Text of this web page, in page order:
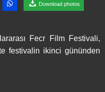
Download photos
Fecr Film Festivali,
festivalin ikinci gününden